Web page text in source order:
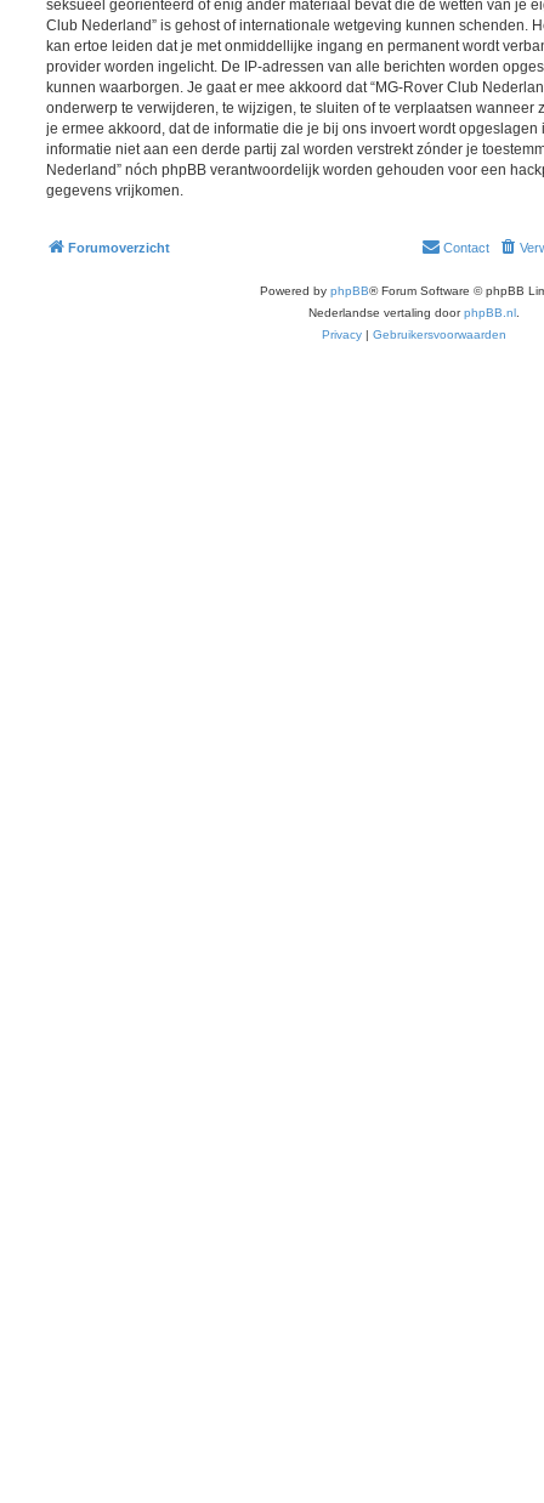
seksueel georiënteerd of enig ander materiaal bevat die de wetten van je
Club Nederland” is gehost of internationale wetgeving kunnen schenden.
kan ertoe leiden dat je met onmiddellijke ingang en permanent wordt
provider worden ingelicht. De IP-adressen van alle berichten worden
kunnen waarborgen. Je gaat er mee akkoord dat “MG-Rover Club
onderwerp te verwijderen, te wijzigen, te sluiten of te verplaatsen wanneer
je ermee akkoord, dat de informatie die je bij ons invoert wordt
informatie niet aan een derde partij zal worden verstrekt zónder je
Nederland” nóch phpBB verantwoordelijk worden gehouden voor een
gegevens vrijkomen.
Forumoverzicht Contact
Powered by phpBB® Forum Software © phpBB
Nederlandse vertaling doorphpBB.nl.
Privacy| Gebruikersvoorwaarden